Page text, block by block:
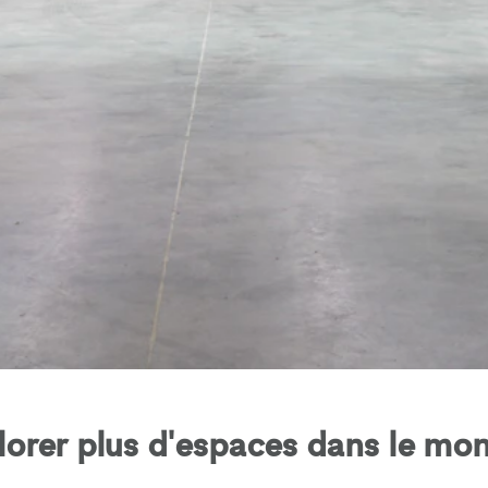
plus d'espaces dans le